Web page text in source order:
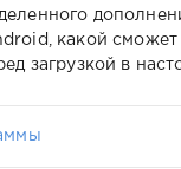
какой
загрузкой в